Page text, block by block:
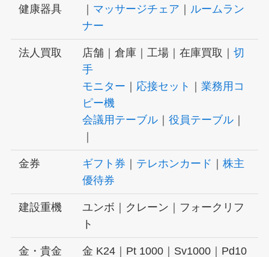
健康器具 マッサージチェア
ルームラン
ナー
法人買取 店舗｜倉庫｜工場｜在庫買取｜切
手
モニター
応接セット ｜業務用コ
ピー機
会議用テーブル ｜役員テーブル
金券 ギフト券 テレホンカード ｜株主
優待券
建設重機
ユンボ｜クレーン｜フォークリフ
ト
金・貴金
金 K24｜Pt 1000｜Sv1000｜Pd10